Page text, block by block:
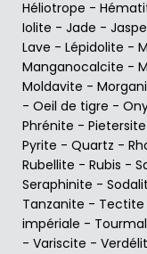
Héliotrope -
Iolite - Jade - Jaspe
Lave - Lépidolite -
Manganocalcite -
Moldavite -
- Oeil de tigre -
Phrénite - Pietersite
Pyrite - Quartz -
Rubellite - Rubis -
Seraphinite -
Tanzanite - Tectite
impériale -
- Variscite -